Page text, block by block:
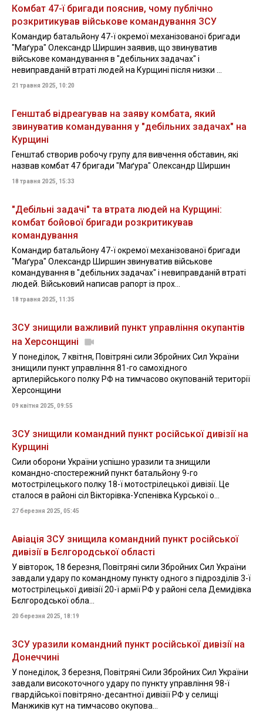
Комбат 47-ї бригади пояснив, чому публічно
розкритикував військове командування ЗСУ
Командир батальйону 47-ї окремої механізованої бригади
"Маґура" Олександр Ширшин заявив, що звинуватив
військове командування в "дебільних задачах" і
невиправданій втраті людей на Курщині після низки ...
21 травня 2025, 10:20
Генштаб відреагував на заяву комбата, який
звинуватив командування у "дебільних задачах" на
Курщині
Генштаб створив робочу групу для вивчення обставин, які
назвав комбат 47 бригади "Маґура" Олександр Ширшин
18 травня 2025, 15:33
"Дебільні задачі" та втрата людей на Курщині:
комбат бойової бригади розкритикував
командування
Командир батальйону 47-ї окремої механізованої бригади
"Маґура" Олександр Ширшин звинуватив військове
командування в "дебільних задачах" і невиправданій втраті
людей. Військовий написав рапорт із прох...
18 травня 2025, 11:35
ЗСУ знищили важливий пункт управління окупантів
на Херсонщині
У понеділок, 7 квітня, Повітряні сили Збройних Сил України
знищили пункт управління 81-го самохідного
артилерійського полку РФ на тимчасово окупованій території
Херсонщини
09 квітня 2025, 09:55
ЗСУ знищили командний пункт російської дивізії на
Курщині
Сили оборони України успішно уразили та знищили
командно-спостережний пункт батальйону 9-го
мотострілецького полку 18-ї мотострілецької дивізії. Це
сталося в районі сіл Вікторівка-Успенівка Курської о...
27 березня 2025, 05:45
Авіація ЗСУ знищила командний пункт російської
дивізії в Бєлгородської області
У вівторок, 18 березня, Повітряні сили Збройних Сил України
завдали удару по командному пункту одного з підрозділів 3-ї
мотострілецької дивізії 20-ї армії РФ у районі села Демидівка
Бєлгородської обла...
20 березня 2025, 18:19
ЗСУ уразили командний пункт російської дивізії на
Донеччині
У понеділок, 3 березня, Повітряні Сили Збройних Сил України
завдали високоточного удару по пункту управління 98-ї
гвардійської повітряно-десантної дивізії РФ у селищі
Манжиків кут на тимчасово окупова...